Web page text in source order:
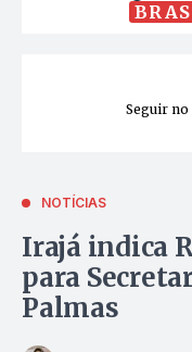
Seguir no
NOTÍCIAS
Irajá indica
para
Palmas